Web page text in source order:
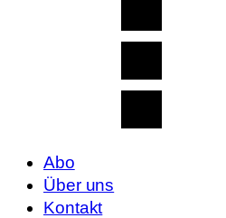
Abo
Über uns
Kontakt